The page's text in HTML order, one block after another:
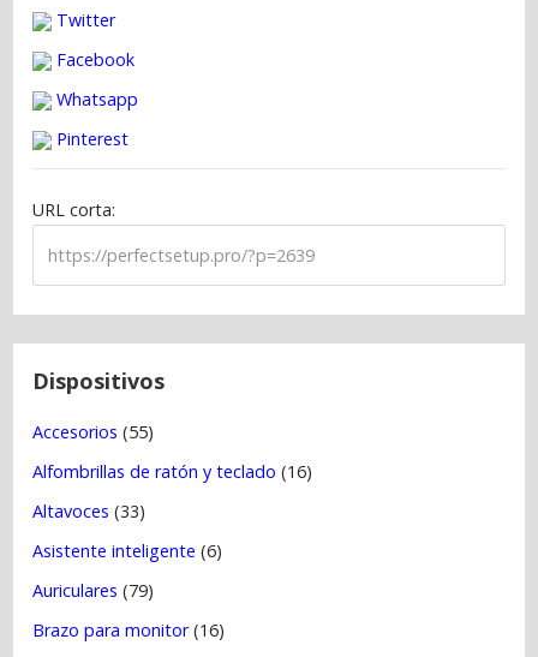
e
n
Twitter
Facebook
Whatsapp
Pinterest
URL corta:
Dispositivos
Accesorios (55)
Alfombrillas de ratón y teclado (16)
Altavoces (33)
Asistente inteligente (6)
Auriculares (79)
Brazo para monitor(16)